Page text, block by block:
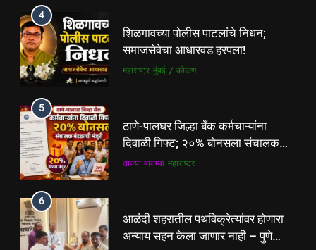
5
ठाणे-पालघर जिल्हा बँक कर्मचाऱ्यांना
दिवाळी गिफ्ट; २०% बोनसला संचालक
मंडळाची मंजुरी
6
आळंदी शहरातील पथविक्रेत्यांवर होणारा
अन्याय सहन केला जाणार नाही – पुणे
जिल्हा अध्यक्ष सोनवणे
7
कल्याण फाटा सर्कलवर नियम धाब्यावर;
वॉर्डनकडून अवजड वाहनांकडून पैशांची
वसुलीचा आरोप
4
शिळगावच्या पोलीस पाटलांचे निधन;
समाजसेवेचा आधारवड हरपला!
महाराष्ट्र मुंबई / कोकण
5
ठाणे-पालघर जिल्हा बँक कर्मचाऱ्यांना
दिवाळी गिफ्ट; २०% बोनसला संचालक
मंडळाची मंजुरी
ताज्या बातम्या महाराष्ट्र
6
आळंदी शहरातील पथविक्रेत्यांवर होणारा
अन्याय सहन केला जाणार नाही – पुणे